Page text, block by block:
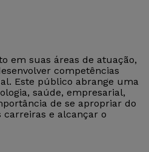
em suas áreas de atuação,
competências
Este público abrange uma
saúde, empresarial,
de se apropriar do
carreiras e alcançar o